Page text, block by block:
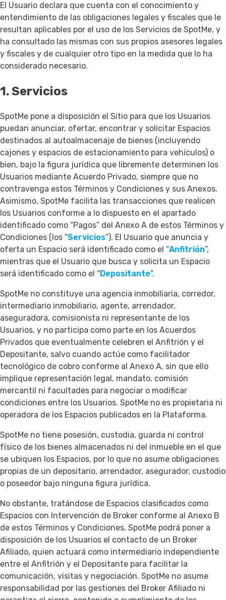
El Usuario declara que cuenta con el conocimiento y
entendimiento de las obligaciones legales y fiscales que le
resultan aplicables por el uso de los Servicios de SpotMe, y
ha consultado las mismas con sus propios asesores legales
y fiscales y de cualquier otro tipo en la medida que lo ha
considerado necesario.
1. Servicios
SpotMe pone a disposición el Sitio para que los Usuarios
puedan anunciar, ofertar, encontrar y solicitar Espacios
destinados al autoalmacenaje de bienes (incluyendo
cajones y espacios de estacionamiento para vehículos) o
bien, bajo la figura jurídica que libremente determinen los
Usuarios mediante Acuerdo Privado, siempre que no
contravenga estos Términos y Condiciones y sus Anexos.
Asimismo, SpotMe facilita las transacciones que realicen
los Usuarios conforme a lo dispuesto en el apartado
identificado como “Pagos” del Anexo A de estos Términos y
Condiciones (los “Servicios”). El Usuario que anuncia y
oferta un Espacio será identificado como el “Anfitrión”,
mientras que el Usuario que busca y solicita un Espacio
será identificado como el “Depositante”.
SpotMe no constituye una agencia inmobiliaria, corredor,
intermediario inmobiliario, agente, arrendador,
aseguradora, comisionista ni representante de los
Usuarios, y no participa como parte en los Acuerdos
Privados que eventualmente celebren el Anfitrión y el
Depositante, salvo cuando actúe como facilitador
tecnológico de cobro conforme al Anexo A, sin que ello
implique representación legal, mandato, comisión
mercantil ni facultades para negociar o modificar
condiciones entre los Usuarios. SpotMe no es propietaria ni
operadora de los Espacios publicados en la Plataforma.
SpotMe no tiene posesión, custodia, guarda ni control
físico de los bienes almacenados ni del inmueble en el que
se ubiquen los Espacios, por lo que no asume obligaciones
propias de un depositario, arrendador, asegurador, custodio
o poseedor bajo ninguna figura jurídica.
No obstante, tratándose de Espacios clasificados como
Espacios con Intervención de Broker conforme al Anexo B
de estos Términos y Condiciones, SpotMe podrá poner a
disposición de los Usuarios el contacto de un Broker
Afiliado, quien actuará como intermediario independiente
entre el Anfitrión y el Depositante para facilitar la
comunicación, visitas y negociación. SpotMe no asume
responsabilidad por las gestiones del Broker Afiliado ni